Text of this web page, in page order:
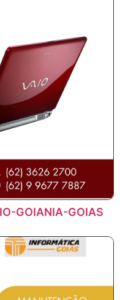
GOIANIA-GOIAS